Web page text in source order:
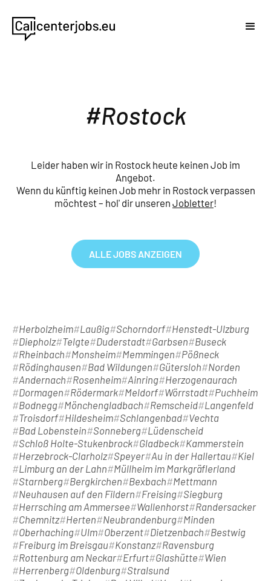
Rostock
Leider haben wir in Rostock heute keinen Job im
Angebot.
Wenn du künftig keinen Job mehr in Rostock verpassen
möchtest – hol' dir unseren Jobletter!
ALLE JOBS ANZEIGEN
Herbolzheim Laußig Schorndorf Henstedt-Ulzburg
Diepholz Telgte Duderstadt Garbsen
Buseck
Rheinbach
Monsheim Memmingen
Pößneck
Rödinghausen
Bad Wildungen Gütersloh
Norden
Andernach
Rosenheim Ainring Herzogenaurach
Dormagen
Rödermark Meldorf Wörrstadt Puchheim
Bodnegg Mönchengladbach Remscheid Langenfeld
Troisdorf Hildesheim Schlangenbad Vechta
Bad Lobenstein
Sonneberg Lüdenscheid
Schloß Holte-Stukenbrock Gladbeck Kammerstein
Herzebrock-Clarholz Speyer Au in der Hallertau
Kiel
Limburg an der Lahn
Müllheim im Markgräflerland
Starnberg Bergkirchen Bexbach
Mettmann
Neuhausen auf den Fildern
Freising Siegburg
Herrsching am Ammersee
Wallenhorst Randersacker
Chemnitz Herten Neubrandenburg Minden
Oberhaching Ulm Oberzent Dietzenbach
Bestwig
Freiburg im Breisgau
Konstanz Ravensburg
Rottenburg am Neckar Erfurt Glashütte
Wien
Herrenberg Oldenburg Stralsund